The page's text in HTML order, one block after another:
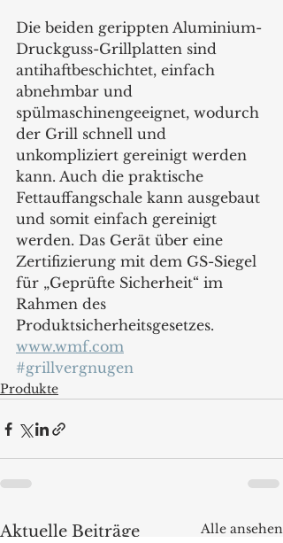
Die beiden gerippten Aluminium-
Druckguss-Grillplatten sind
antihaftbeschichtet, einfach
abnehmbar und
spülmaschinengeeignet, wodurch
der Grill schnell und
unkompliziert gereinigt werden
kann. Auch die praktische
Fettauffangschale kann ausgebaut
und somit einfach gereinigt
werden. Das Gerät über eine
Zertifizierung mit dem GS-Siegel
für „Geprüfte Sicherheit“ im
Rahmen des
Produktsicherheitsgesetzes.
www.wmf.com
#grillvergnugen
Produkte
Aktuelle Beiträge Alle ansehen